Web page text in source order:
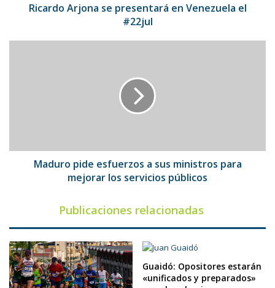
Ricardo Arjona se presentará en Venezuela el
#22jul
los
serviciosMaduro pide esfuerzos a sus ministros para
mejorar los servicios públicos
Publicaciones relacionadas
Guaidó: Opositores estarán
«unificados y preparados»